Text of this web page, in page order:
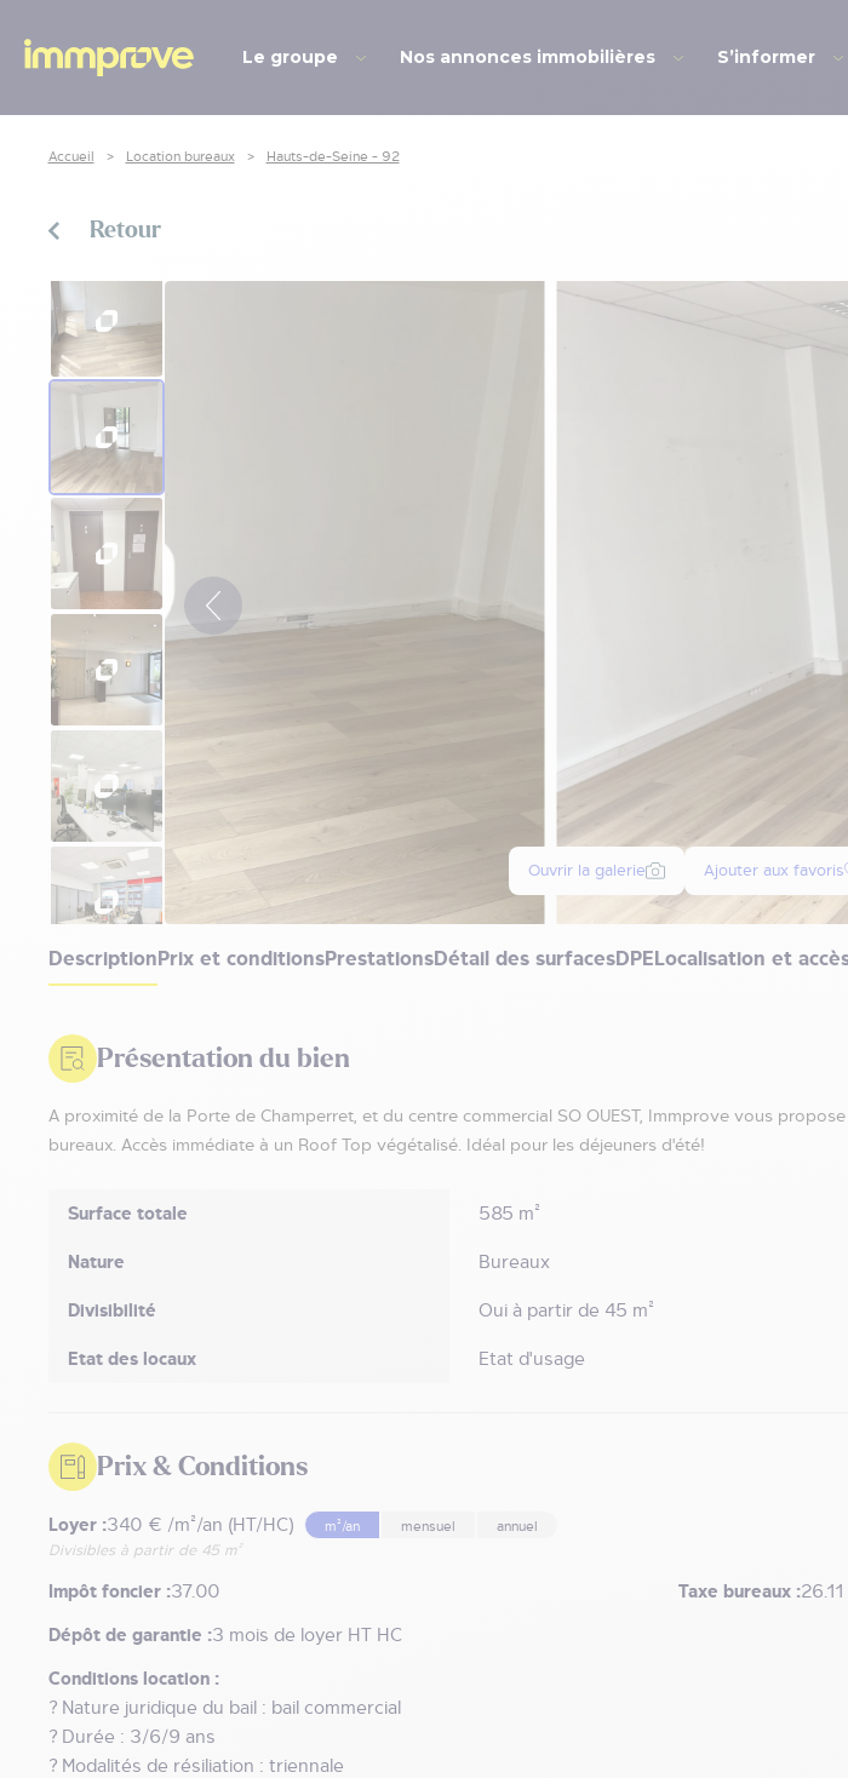
Le groupe Nos annonces immobilières S’informer
Accueil Location bureaux Hauts-de-Seine - 92
Retour
Ouvrir la galerie Ajouter aux favoris
Description Prix et conditionsPrestationsDétail des surfacesDPE Localisation et
Présentation du bien
A proximité de la Porte de Champerret, et du centre commercial SO OUEST, Immprove vous
bureaux. Accès immédiate à un Roof Top végétalisé. Idéal pour les déjeuners d'été!
Surface totale
Nature
Divisibilité
Etat des locaux
585 m²
Bureaux
Oui à partir de 45 m²
Etat d'usage
Prix & Conditions
Loyer :340 € /m²/an (HT/HC) m²/an mensuel annuel
Divisibles à partir de 45 m²
Impôt foncier :37.00 Taxe bureaux :26.11
Dépôt de garantie :3 mois de loyer HT HC
Conditions location :
? Nature juridique du bail : bail commercial
? Durée : 3/6/9 ans
? Modalités de résiliation : triennale